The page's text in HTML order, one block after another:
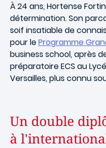
À 24 ans, Hortense
détermination. Son
soif insatiable de
pour leProgramme
business school, après
préparatoire ECS au
Versailles, plus connu
Un double
à